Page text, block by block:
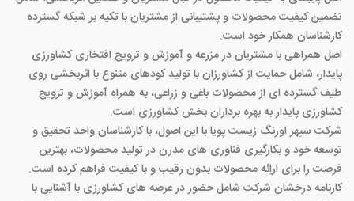
تضمین کیفیت محصولات و پشتیبانی از مشتریان با تکیه بر شبکه گسترده
کارشناسان همکار خود است.
اصل همراهی با مشتریان در مزرعه و آموزش و ترویج افتخاری کشاورزی
پایدار، شامل حمایت از کشاورزان با تولید کودهای متنوع با اثربخشی روی
طیف گسترده ای از محصولات باغی و زراعی، به همراه آموزش و ترویج
کشاورزی پایدار به بهره برداران بخش کشاورزی است.
شرکت سپهر اورنگ زیست پویا با این اصول، با کارشناسان واحد تحقیق و
توسعه خود و بکارگیری فناوری های مدرن در تولید محصولات، بهترین
فرصت را برای اراِئه محصولات بدون رقیب و با کیفیت فراهم کرده است.
کارنامه درخشان شرکت شامل حضور در عرصه های کشاورزی با آشنایی با